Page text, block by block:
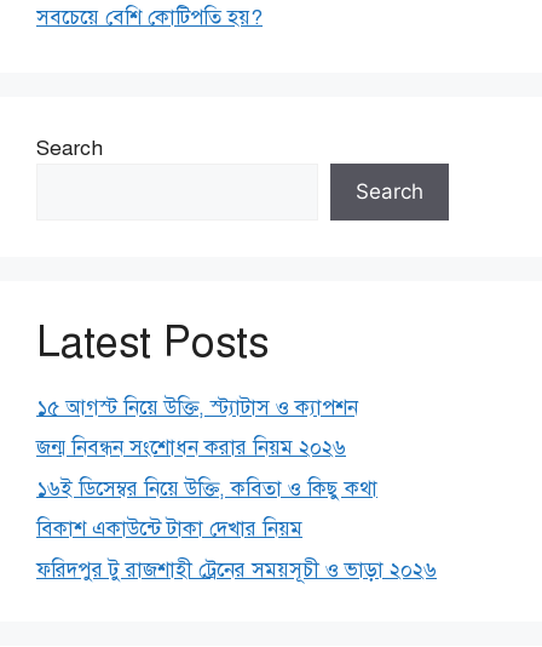
সবচেয়ে বেশি কোটিপতি হয়?
Search
Search
Latest Posts
১৫ আগস্ট নিয়ে উক্তি, স্ট্যাটাস ও ক্যাপশন
জন্ম নিবন্ধন সংশোধন করার নিয়ম ২০২৬
১৬ই ডিসেম্বর নিয়ে উক্তি, কবিতা ও কিছু কথা
বিকাশ একাউন্টে টাকা দেখার নিয়ম
ফরিদপুর টু রাজশাহী ট্রেনের সময়সূচী ও ভাড়া ২০২৬